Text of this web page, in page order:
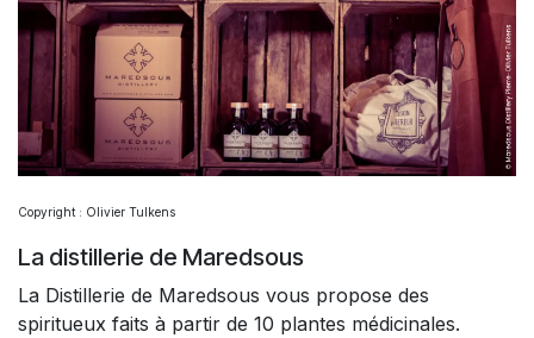
Copyright : Olivier Tulkens
La distillerie de Maredsous
La Distillerie de Maredsous vous propose des
spiritueux faits à partir de 10 plantes médicinales.